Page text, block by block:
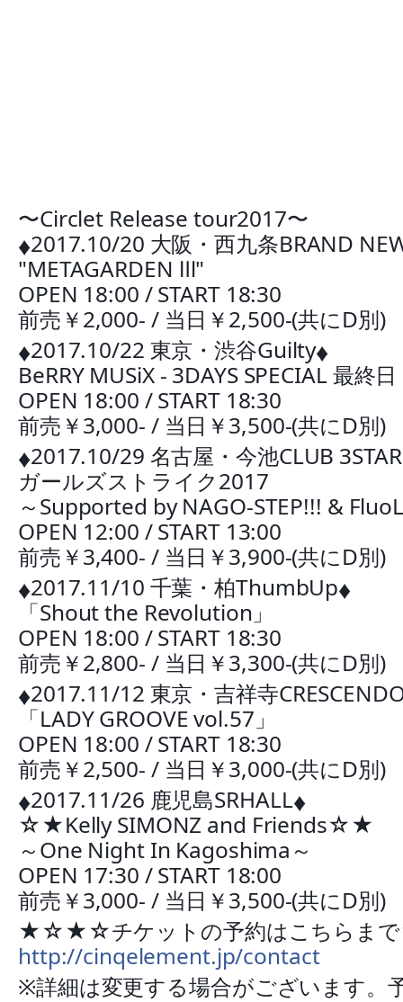
〜Circlet Release tour2017〜
♦︎2017.10/20 大阪・西九条BRAND
"METAGARDEN Ⅲ"
OPEN 18:00 / START 18:30
前売￥2,000- / 当日￥2,500-(共にD別)
♦︎2017.10/22 東京・渋谷Guilty♦︎
BeRRY MUSiX - 3DAYS SPECIAL 最終日
OPEN 18:00 / START 18:30
前売￥3,000- / 当日￥3,500-(共にD別)
♦︎2017.10/29 名古屋・今池CLUB 3STAR
ガールズストライク2017
～Supported by NAGO-STEP!!! &
OPEN 12:00 / START 13:00
前売￥3,400- / 当日￥3,900-(共にD別)
♦︎2017.11/10 千葉・柏ThumbUp♦︎
「Shout the Revolution」
OPEN 18:00 / START 18:30
前売￥2,800- / 当日￥3,300-(共にD別)
♦︎2017.11/12 東京・吉祥寺
「LADY GROOVE vol.57」
OPEN 18:00 / START 18:30
前売￥2,500- / 当日￥3,000-(共にD別)
♦︎2017.11/26 鹿児島SRHALL♦︎
☆★Kelly SIMONZ and Friends☆★
～One Night In Kagoshima～
OPEN 17:30 / START 18:00
前売￥3,000- / 当日￥3,500-(共にD別)
★☆★☆チケットの予約はこちら
http://cinqelement.jp/contact
※詳細は変更する場合がございます。